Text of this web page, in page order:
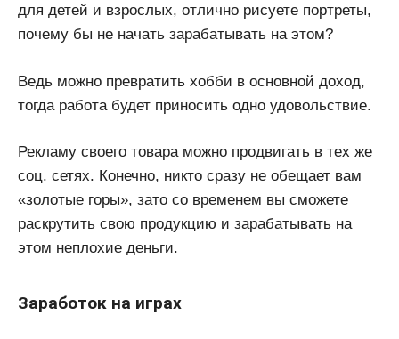
для детей и взрослых, отлично рисуете портреты,
почему бы не начать зарабатывать на этом?
Ведь можно превратить хобби в основной доход,
тогда работа будет приносить одно удовольствие.
Рекламу своего товара можно продвигать в тех же
соц. сетях. Конечно, никто сразу не обещает вам
«золотые горы», зато со временем вы сможете
раскрутить свою продукцию и зарабатывать на
этом неплохие деньги.
Заработок на играх